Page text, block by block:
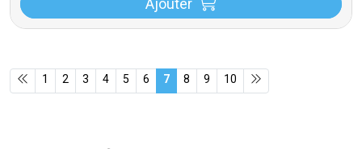
Ajouter
1 2 3 4 5 6 7 8 9 10